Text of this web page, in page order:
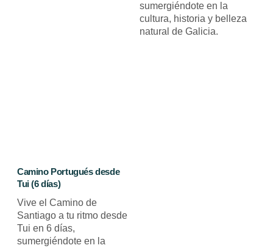
sumergiéndote en la
cultura, historia y belleza
natural de Galicia.
Camino Portugués desde
Tui (6 días)
Vive el Camino de
Santiago a tu ritmo desde
Tui en 6 días,
sumergiéndote en la